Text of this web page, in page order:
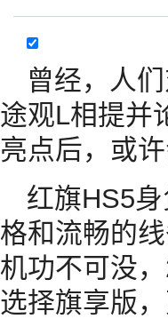
曾经，人
途观L相提并
亮点后，或
红旗HS5
格和流畅的
机功不可没
选择旗享版